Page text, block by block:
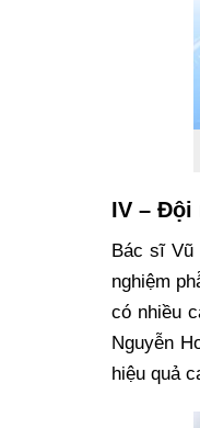
IV – Đội
Bác sĩ Vũ
nghiệm
có nhiều
Nguyễn
hiệu quả